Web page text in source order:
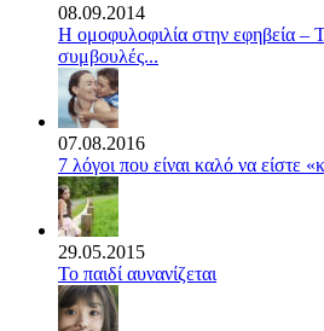
08.09.2014
Η ομοφυλοφιλία στην εφηβεία –
συμβουλές...
07.08.2016
7 λόγοι που είναι καλό να είστε
29.05.2015
Το παιδί αυνανίζεται